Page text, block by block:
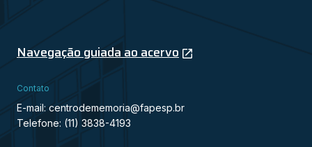
Navegação guiada ao acervo
Contato
E-mail: centrodememoria@fapesp.br
Telefone: (11) 3838-4193